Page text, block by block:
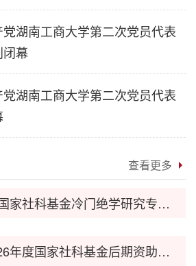
湖南工商大学第二次党员代表
幕
湖南工商大学第二次党员代表
查看更多
2026年国家社科基金冷门绝学研究专项申报公告（8月24日截止）
关于2026年度国家社科基金后期资助（艺术学）项目申报的补充通知（7月24日截止）